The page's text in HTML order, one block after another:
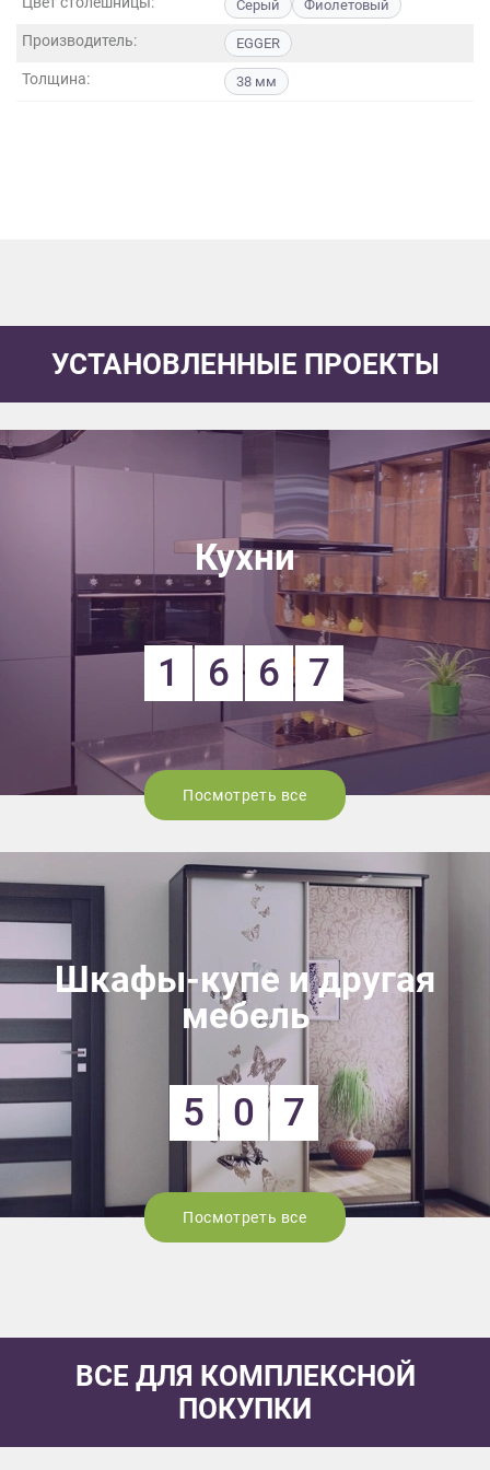
Серый Фиолетовый
Производитель: EGGER
Толщина: 38 мм
УСТАНОВЛЕННЫЕ ПРОЕКТЫ
Кухни
1 6 6 7
Посмотреть все
Шкафы-купе и другая
мебель
5 0 7
Посмотреть все
ВСЕ ДЛЯ КОМПЛЕКСНОЙ
ПОКУПКИ
данных.